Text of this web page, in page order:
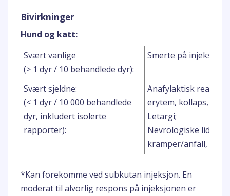
Bivirkninger
Hund og katt:
Svært vanlige
(> 1 dyr / 10 behandlede dyr):
Smerte på
Svært sjeldne:
(< 1 dyr / 10 000 behandlede
dyr, inkludert isolerte
rapporter):
Anafylaktisk
erytem, kollaps,
Letargi;
Nevrologiske
kramper/anfall,
*Kan forekomme ved subkutan injeksjon. En
moderat til alvorlig respons på injeksjonen er